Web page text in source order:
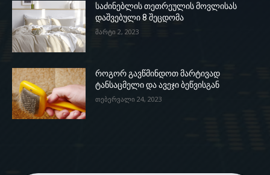
საძინებლის თეთრეულის მოვლისას
დაშვებული 8 შეცდომა
მარტი 2, 2023
როგორ გავწმინდოთ მარტივად
ტანსაცმელი და ავეჯი ბეწვისგან
თებერვალი 24, 2023